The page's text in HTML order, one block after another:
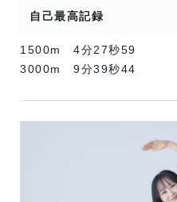
自己最高記録
1500m 4分27秒59
3000m 9分39秒44